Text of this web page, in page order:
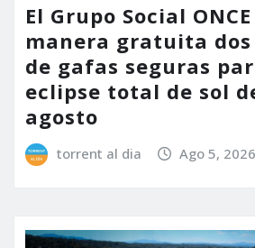
El Grupo Social
manera gratuita
de gafas seguras
eclipse total de sol
agosto
torrent al dia Ago 5, 2026